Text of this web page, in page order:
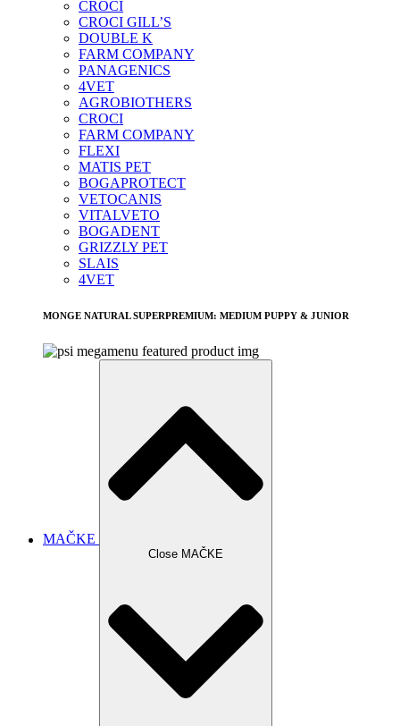
CROCI
CROCI GILL’S
DOUBLE K
FARM COMPANY
PANAGENICS
4VET
AGROBIOTHERS
CROCI
FARM COMPANY
FLEXI
MATIS PET
BOGAPROTECT
VETOCANIS
VITALVETO
BOGADENT
GRIZZLY PET
SLAIS
4VET
MONGE NATURAL SUPERPREMIUM: MEDIUM PUPPY & JUNIOR
MAČKE
Close MAČKE